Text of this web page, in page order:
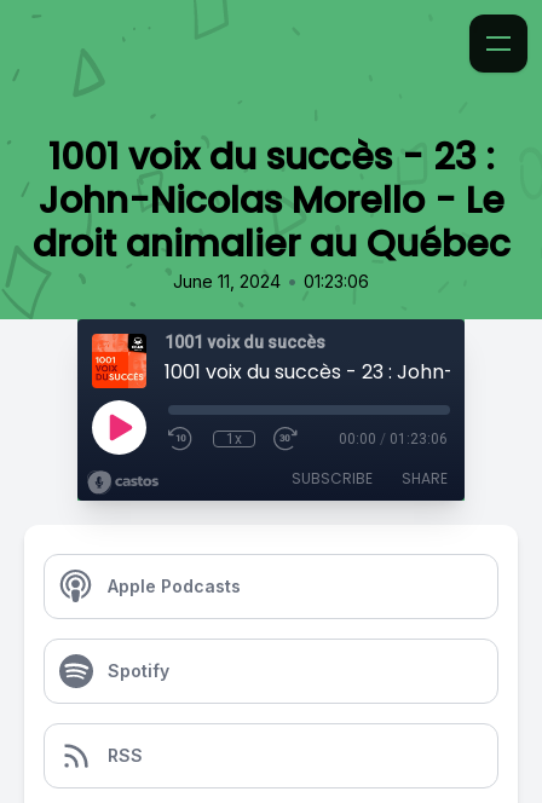
1001 voix du succès - 23 :
John-Nicolas Morello - Le
droit animalier au Québec
June 11, 2024 • 01:23:06
1001 voix du succès
1x 00:00 / 01:23:06
SUBSCRIBE SHARE
Apple Podcasts
Spotify
RSS